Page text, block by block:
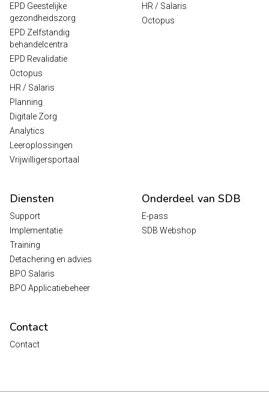
EPD Geestelijke
gezondheidszorg
EPD Zelfstandig
behandelcentra
EPD Revalidatie
Octopus
HR / Salaris
Planning
Digitale Zorg
Analytics
Leeroplossingen
Vrijwilligersportaal
HR / Salaris
Octopus
Diensten
Support
Implementatie
Training
Detachering en advies
BPO Salaris
BPO Applicatiebeheer
Onderdeel van SDB
E-pass
SDB Webshop
Contact
Contact